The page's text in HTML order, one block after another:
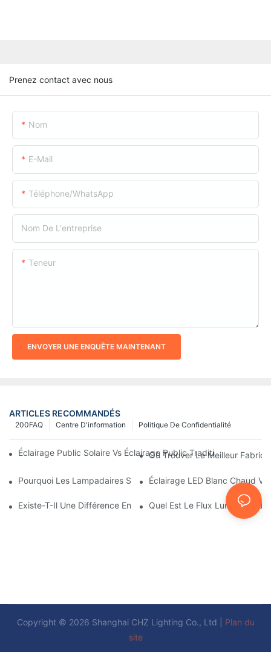
Prenez contact avec nous
Nom
E-Mail
Téléphone/WhatsApp
Nom De L'entreprise
Teneur
ENVOYER UNE ENQUÊTE MAINTENANT
ARTICLES RECOMMANDÉS
Politique De Confidentialité
Centre D'information
200FAQ
Éclairage Public Solaire Vs Éclairage Public Traditionnel : Coût,
Où Trouver Le Meilleur
Pourquoi Les Lampadaires Solaires Deviennent-Ils Populaires ?
Éclairage LED Blanc Chaud Vs
Existe-T-Il Une Différence Entre L'éclairage D'une Aire De
Quel Est Le Flux Lumineux
Copyright © 2026 Shanghai CHZ Lighting Co., Ltd |
Plan du
site